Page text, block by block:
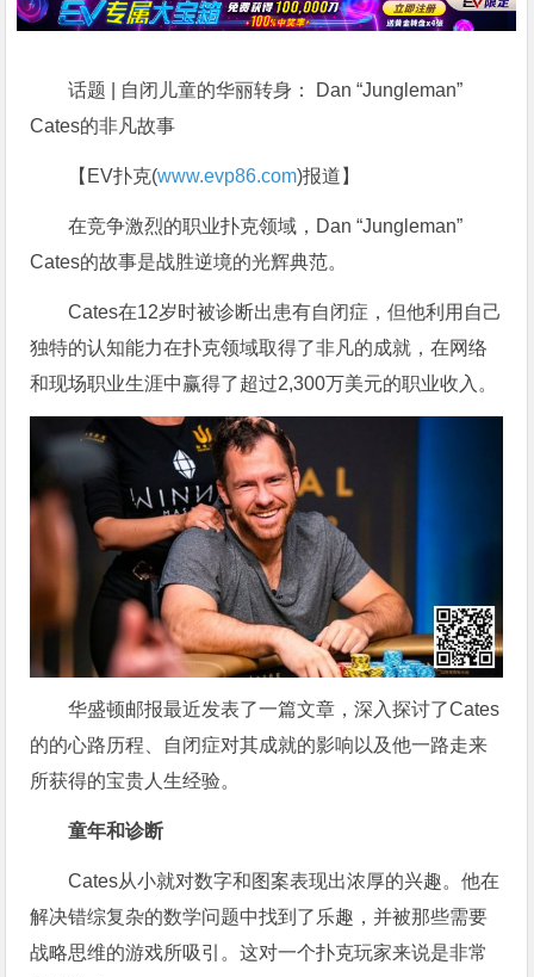
话题 | 自闭儿童的华丽转身： Dan “Jungleman”
Cates的非凡故事
【EV扑克(www.evp86.com)报道】
在竞争激烈的职业扑克领域，Dan “Jungleman”
Cates的故事是战胜逆境的光辉典范。
Cates在12岁时被诊断出患有自闭症，但他利用自己
独特的认知能力在扑克领域取得了非凡的成就，在网络
和现场职业生涯中赢得了超过2,300万美元的职业收入。
华盛顿邮报最近发表了一篇文章，深入探讨了Cates
的的心路历程、自闭症对其成就的影响以及他一路走来
所获得的宝贵人生经验。
童年和诊断
Cates从小就对数字和图案表现出浓厚的兴趣。他在
解决错综复杂的数学问题中找到了乐趣，并被那些需要
战略思维的游戏所吸引。这对一个扑克玩家来说是非常